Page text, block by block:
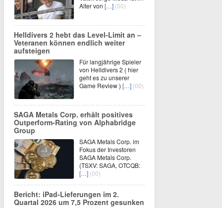
Alter von […] (00)
Helldivers 2 hebt das Level-Limit an –
Veteranen können endlich weiter
aufsteigen
Für langjährige Spieler
von Helldivers 2 ( hier
geht es zu unserer
Game Review ) […] (00)
SAGA Metals Corp. erhält positives
Outperform-Rating von Alphabridge
Group
SAGA Metals Corp. im
Fokus der Investoren
SAGA Metals Corp.
(TSXV: SAGA, OTCQB:
[…] (00)
Bericht: iPad-Lieferungen im 2.
Quartal 2026 um 7,5 Prozent gesunken